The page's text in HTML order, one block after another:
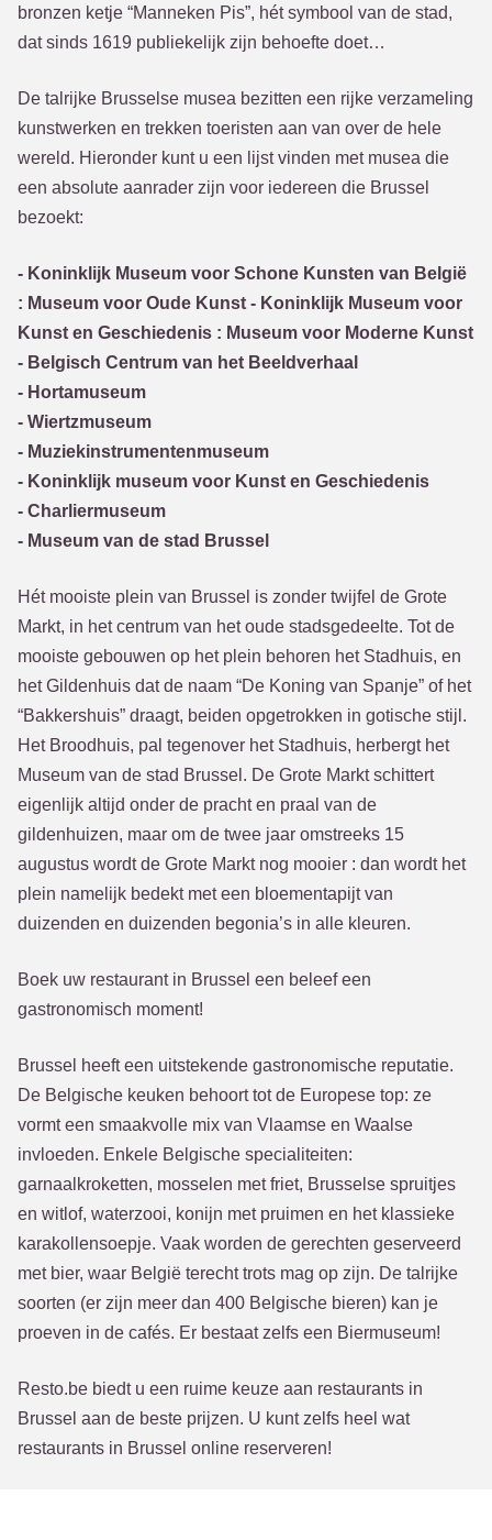
bronzen ketje “Manneken Pis”, hét symbool van de stad,
dat sinds 1619 publiekelijk zijn behoefte doet…
De talrijke Brusselse musea bezitten een rijke verzameling
kunstwerken en trekken toeristen aan van over de hele
wereld. Hieronder kunt u een lijst vinden met musea die
een absolute aanrader zijn voor iedereen die Brussel
bezoekt:
- Koninklijk Museum voor Schone Kunsten van België
: Museum voor Oude Kunst - Koninklijk Museum voor
Kunst en Geschiedenis : Museum voor Moderne Kunst
- Belgisch Centrum van het Beeldverhaal
- Hortamuseum
- Wiertzmuseum
- Muziekinstrumentenmuseum
- Koninklijk museum voor Kunst en Geschiedenis
- Charliermuseum
- Museum van de stad Brussel
Hét mooiste plein van Brussel is zonder twijfel de Grote
Markt, in het centrum van het oude stadsgedeelte. Tot de
mooiste gebouwen op het plein behoren het Stadhuis, en
het Gildenhuis dat de naam “De Koning van Spanje” of het
“Bakkershuis” draagt, beiden opgetrokken in gotische stijl.
Het Broodhuis, pal tegenover het Stadhuis, herbergt het
Museum van de stad Brussel. De Grote Markt schittert
eigenlijk altijd onder de pracht en praal van de
gildenhuizen, maar om de twee jaar omstreeks 15
augustus wordt de Grote Markt nog mooier : dan wordt het
plein namelijk bedekt met een bloementapijt van
duizenden en duizenden begonia’s in alle kleuren.
Boek uw restaurant in Brussel een beleef een
gastronomisch moment!
Brussel heeft een uitstekende gastronomische reputatie.
De Belgische keuken behoort tot de Europese top: ze
vormt een smaakvolle mix van Vlaamse en Waalse
invloeden. Enkele Belgische specialiteiten:
garnaalkroketten, mosselen met friet, Brusselse spruitjes
en witlof, waterzooi, konijn met pruimen en het klassieke
karakollensoepje. Vaak worden de gerechten geserveerd
met bier, waar België terecht trots mag op zijn. De talrijke
soorten (er zijn meer dan 400 Belgische bieren) kan je
proeven in de cafés. Er bestaat zelfs een Biermuseum!
Resto.be biedt u een ruime keuze aan restaurants in
Brussel aan de beste prijzen. U kunt zelfs heel wat
restaurants in Brussel online reserveren!